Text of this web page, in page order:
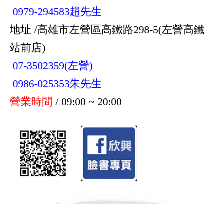
0979-294583趙先生
地址 /高雄市左營區高鐵路298-5(左營高鐵
站前店)
07-3502359(左營)
0986-025353朱先生
營業時間 / 09:00 ~ 20:00